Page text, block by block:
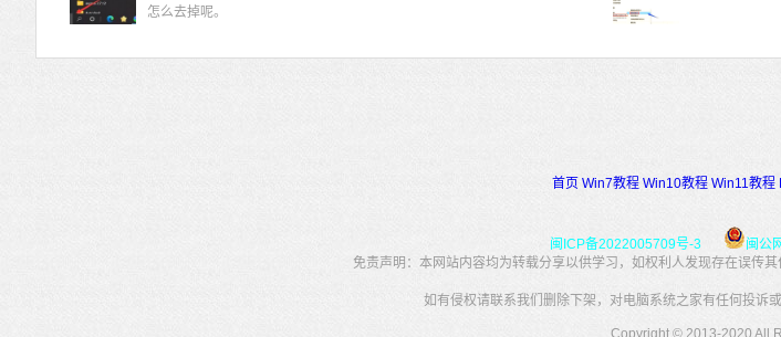
怎么去掉呢。
首页 Win7教程 Win10教程 Win11教程
闽ICP备2022005709号-3
闽公
免责声明：本网站内容均为转载分享以供学习，如权利人发现存在误传
如有侵权请联系我们删除下架，对电脑系统之家有任何投诉
Copyright © 2013-2020 All